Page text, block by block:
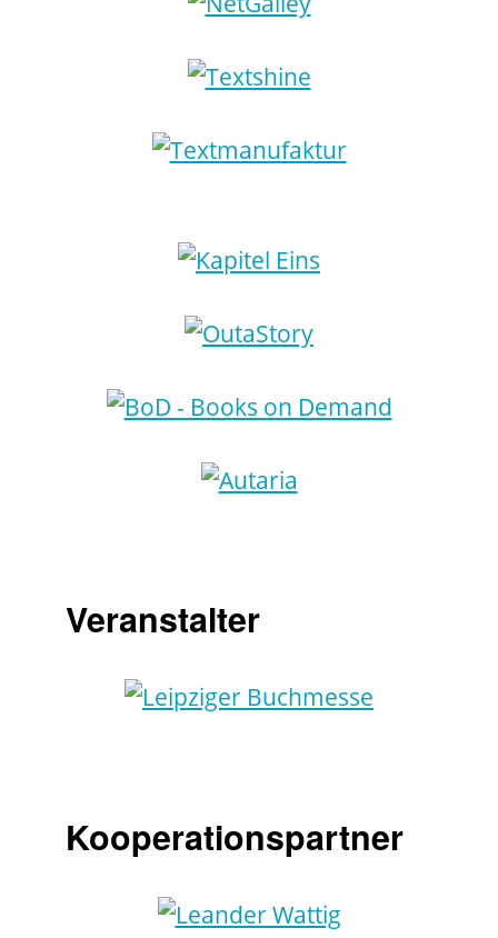
Veranstalter
Kooperationspartner